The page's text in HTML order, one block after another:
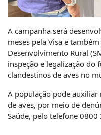
A campanha será
meses pela Visa e
Desenvolvimento Rural
inspeção e legalização do
clandestinos de aves no
A população pode auxiliar
de aves, por meio de
Saúde, pelo telefone 0800